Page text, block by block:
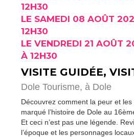
12H30
LE SAMEDI 08 AOÛT
12H30
LE VENDREDI 21 AOÛT
À 12H30
VISITE GUIDÉE,
Dole Tourisme, à Dole
Découvrez comment la peur et
marqué l’histoire de Dole au
Et ceci n’est pas une légende.
l’époque et les personnages